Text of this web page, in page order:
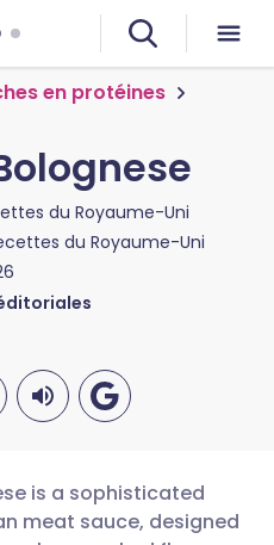
en protéines
du Royaume-Uni
du Royaume-Uni
is a sophisticated
meat sauce, designed